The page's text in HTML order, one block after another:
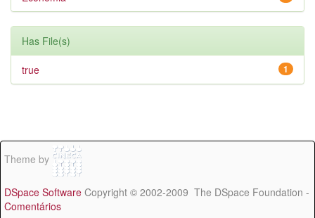
Has File(s)
1
true
Theme by
DSpace Software Copyright © 2002-2009 The DSpace Foundation -
Comentários